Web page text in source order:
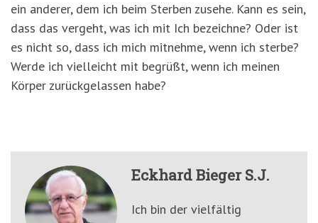
ein anderer, dem ich beim Sterben zusehe. Kann es sein,
dass das vergeht, was ich mit Ich bezeichne? Oder ist
es nicht so, dass ich mich mitnehme, wenn ich sterbe?
Werde ich vielleicht mit begrüßt, wenn ich meinen
Körper zurückgelassen habe?
Eckhard Bieger S.J.
Ich bin der vielfältig